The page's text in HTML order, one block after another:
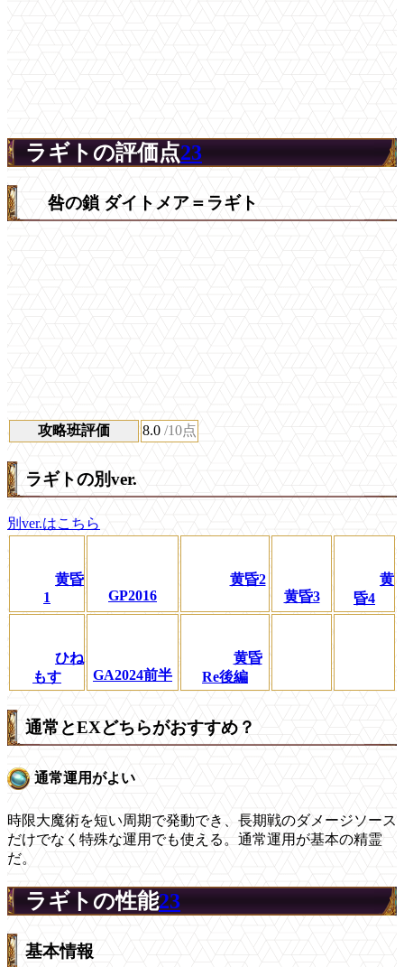
ラギトの評価点23
咎の鎖 ダイトメア＝ラギト
攻略班評価 8.0 /10点
ラギトの別ver.
別ver.はこちら
黄昏
1
GP2016
黄昏2
黄昏3
黄
昏4
ひね
もす
GA2024前半
黄昏
Re後編
通常とEXどちらがおすすめ？
通常運用がよい
時限大魔術を短い周期で発動でき、長期戦のダメージソース
だけでなく特殊な運用でも使える。通常運用が基本の精霊
だ。
ラギトの性能23
基本情報